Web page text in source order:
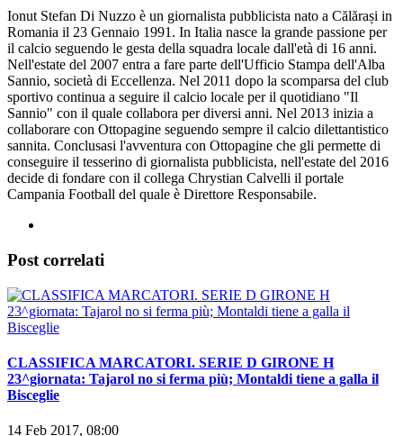
Ionut Stefan Di Nuzzo è un giornalista pubblicista nato a Călărași in
Romania il 23 Gennaio 1991. In Italia nasce la grande passione per
il calcio seguendo le gesta della squadra locale dall'età di 16 anni.
Nell'estate del 2007 entra a fare parte dell'Ufficio Stampa dell'Alba
Sannio, società di Eccellenza. Nel 2011 dopo la scomparsa del club
sportivo continua a seguire il calcio locale per il quotidiano "Il
Sannio" con il quale collabora per diversi anni. Nel 2013 inizia a
collaborare con Ottopagine seguendo sempre il calcio dilettantistico
sannita. Conclusasi l'avventura con Ottopagine che gli permette di
conseguire il tesserino di giornalista pubblicista, nell'estate del 2016
decide di fondare con il collega Chrystian Calvelli il portale
Campania Football del quale è Direttore Responsabile.
Post correlati
CLASSIFICA MARCATORI. SERIE D GIRONE H
23^giornata: Tajarol no si ferma più; Montaldi tiene a galla il
Bisceglie
14 Feb 2017, 08:00